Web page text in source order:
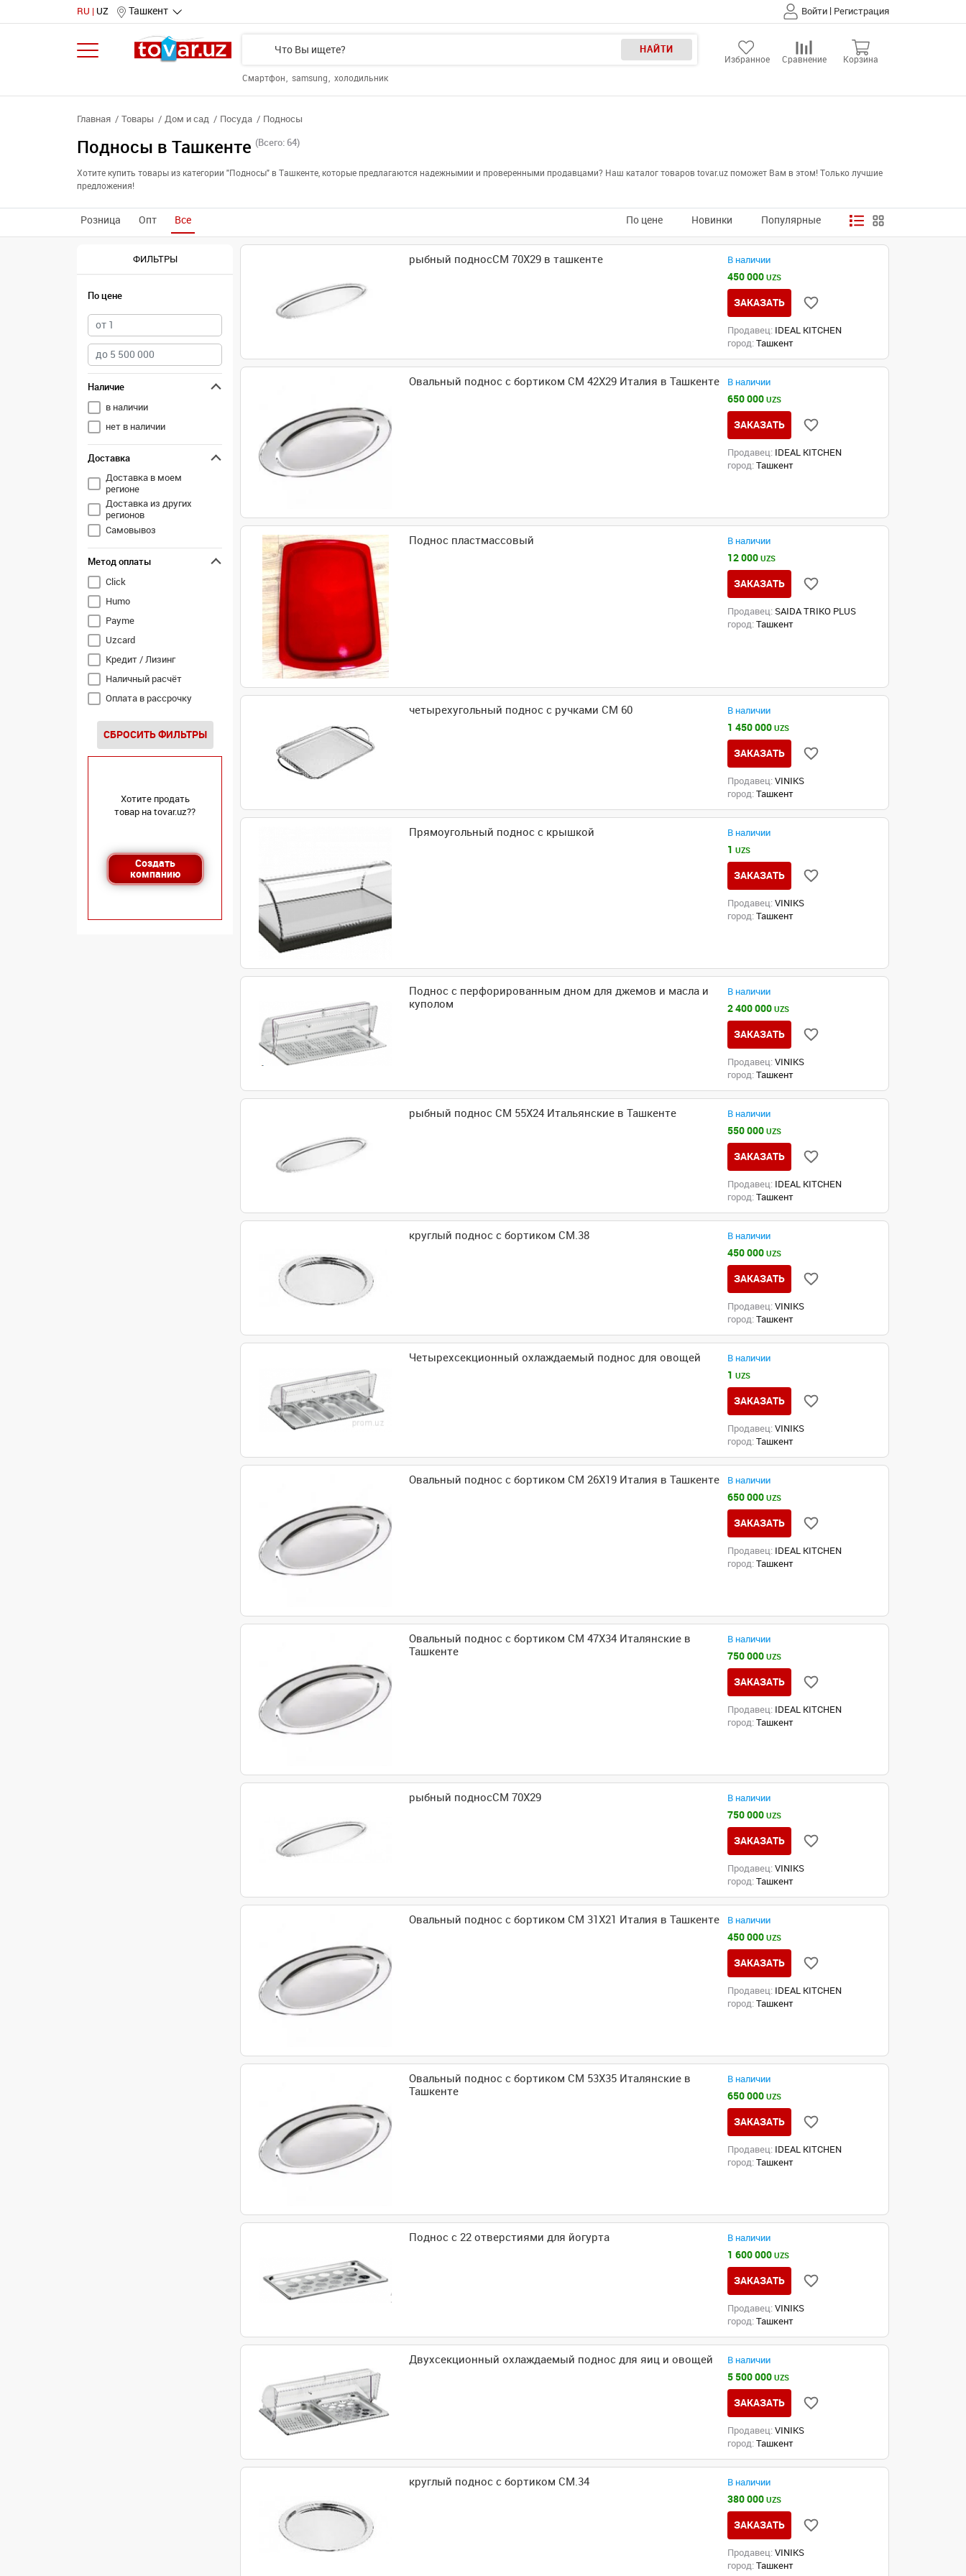
RU UZ Ташкент Войти | Регистрация
НАЙТИ
Смартфон samsung холодильник
Избранное Сравнение Корзина
Главная Товары Дом и сад Посуда Подносы
Подносы в Ташкенте (Всего: 64)
Хотите купить товары из категории "Подносы" в Ташкенте, которые предлагаются надежнымии и проверенными продавцами? Наш каталог товаров tovar.uz поможет Вам в этом! Только лучшие
предложения!
Розница Опт Все По цене Новинки Популярные
ФИЛЬТРЫ
По цене
Наличие
в наличии
нет в наличии
Доставка
Доставка в моем
регионе
Доставка из других
регионов
Самовывоз
Метод оплаты
Click
Humo
Payme
Uzcard
Кредит / Лизинг
Наличный расчёт
Оплата в рассрочку
СБРОСИТЬ ФИЛЬТРЫ
Хотите продать
товар на tovar.uz??
Создать
компанию
рыбный подносCM 70X29 в ташкенте В наличии
450 000UZS
ЗАКАЗАТЬ
Продавец: IDEAL KITCHEN
город: Ташкент
Овальный поднос с бортиком CM 42X29 Италия в Ташкенте В наличии
650 000UZS
ЗАКАЗАТЬ
Продавец: IDEAL KITCHEN
город: Ташкент
Поднос пластмассовый В наличии
12 000UZS
ЗАКАЗАТЬ
Продавец: SAIDA TRIKO PLUS
город: Ташкент
четырехугольный поднос с ручками CM 60 В наличии
1 450 000UZS
ЗАКАЗАТЬ
Продавец: VINIKS
город: Ташкент
Прямоугольный поднос с крышкой В наличии
1UZS
ЗАКАЗАТЬ
Продавец: VINIKS
город: Ташкент
Поднос с перфорированным дном для джемов и масла и
куполом
В наличии
2 400 000UZS
ЗАКАЗАТЬ
Продавец: VINIKS
город: Ташкент
рыбный поднос CM 55X24 Итальянские в Ташкенте В наличии
550 000UZS
ЗАКАЗАТЬ
Продавец: IDEAL KITCHEN
город: Ташкент
круглый поднос с бортиком CM.38 В наличии
450 000UZS
ЗАКАЗАТЬ
Продавец: VINIKS
город: Ташкент
Четырехсекционный охлаждаемый поднос для овощей В наличии
1UZS
ЗАКАЗАТЬ
Продавец: VINIKS
город: Ташкент
Овальный поднос с бортиком CM 26X19 Италия в Ташкенте В наличии
650 000UZS
ЗАКАЗАТЬ
Продавец: IDEAL KITCHEN
город: Ташкент
Овальный поднос с бортиком CM 47X34 Италянские в
Ташкенте
В наличии
750 000UZS
ЗАКАЗАТЬ
Продавец: IDEAL KITCHEN
город: Ташкент
рыбный подносCM 70X29 В наличии
750 000UZS
ЗАКАЗАТЬ
Продавец: VINIKS
город: Ташкент
Овальный поднос с бортиком CM 31X21 Италия в Ташкенте В наличии
450 000UZS
ЗАКАЗАТЬ
Продавец: IDEAL KITCHEN
город: Ташкент
Овальный поднос с бортиком CM 53X35 Италянские в
Ташкенте
В наличии
650 000UZS
ЗАКАЗАТЬ
Продавец: IDEAL KITCHEN
город: Ташкент
Поднос с 22 отверстиями для йогурта В наличии
1 600 000UZS
ЗАКАЗАТЬ
Продавец: VINIKS
город: Ташкент
Двухсекционный охлаждаемый поднос для яиц и овощей В наличии
5 500 000UZS
ЗАКАЗАТЬ
Продавец: VINIKS
город: Ташкент
круглый поднос с бортиком CM.34 В наличии
380 000UZS
ЗАКАЗАТЬ
Продавец: VINIKS
город: Ташкент